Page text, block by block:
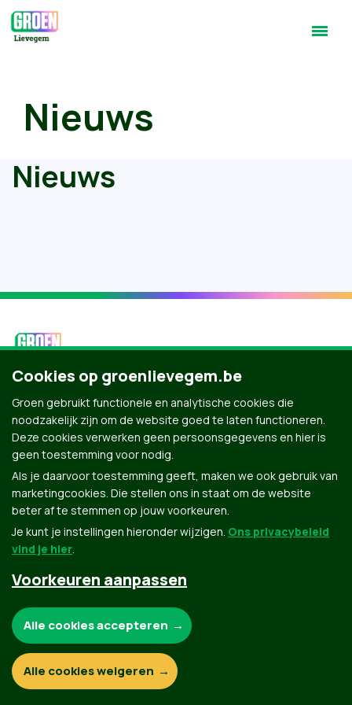
Nieuws
Nieuws
Groen.be
© Copyright Groen 2026 | Gemaakt met NationBuilder
Cookies op groenlievegem.be
Groen gebruikt functionele en analytische cookies die
noodzakelijk zijn om de website goed te laten functioneren.
Deze cookies verwerken geen persoonsgegevens en hier is
geen toestemming voor nodig.
Als je daarvoor toestemming geeft, maken we ook gebruik van
marketingcookies. Die stellen ons in staat om de website
beter af te stemmen op jouw voorkeuren.
Je kunt je instellingen hieronder wijzigen. Ons privacybeleid
vind je hier.
Voorkeuren aanpassen
Functionele en analytische cookies:
Alle cookies accepteren
Alle cookies weigeren